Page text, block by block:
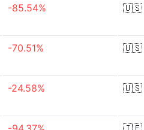
-85.54% 🇺🇸
-70.51% 🇺🇸
-24.58% 🇺🇸